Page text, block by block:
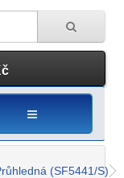
(SF5441/S)